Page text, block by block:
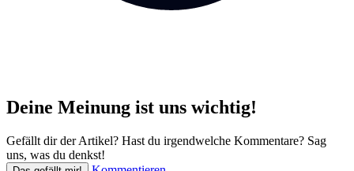
Deine Meinung ist uns wichtig!
Gefällt dir der Artikel? Hast du irgendwelche Kommentare? Sag
uns, was du denkst!